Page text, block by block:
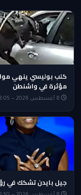
كلب بوليسي ينهي
مؤثرة في واشنطن
جيل بايدن تشكك في